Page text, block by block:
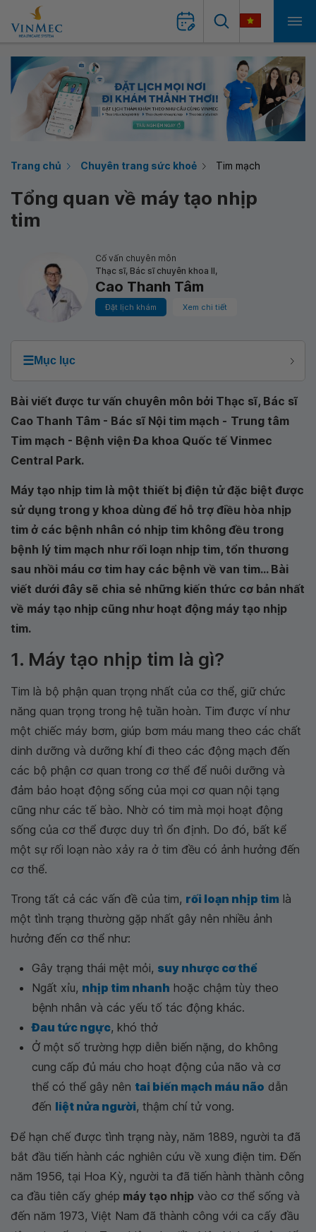
Trang chủ Chuyên trang sức khoẻ Tim mạch
Tổng quan về máy tạo nhịp
tim
Cố vấn chuyên môn
Thạc sĩ, Bác sĩ chuyên khoa II,
Cao Thanh Tâm
Đặt lịch khám Xem chi tiết
☰Mục lục
Bài viết được tư vấn chuyên môn bởi Thạc sĩ, Bác sĩ
Cao Thanh Tâm - Bác sĩ Nội tim mạch - Trung tâm
Tim mạch - Bệnh viện Đa khoa Quốc tế Vinmec
Central Park.
Máy tạo nhịp tim là một thiết bị điện tử đặc biệt được
sử dụng trong y khoa dùng để hỗ trợ điều hòa nhịp
tim ở các bệnh nhân có nhịp tim không đều trong
bệnh lý tim mạch như rối loạn nhịp tim, tổn thương
sau nhồi máu cơ tim hay các bệnh về van tim... Bài
viết dưới đây sẽ chia sẻ những kiến thức cơ bản nhất
về máy tạo nhịp cũng như hoạt động máy tạo nhịp
tim.
1. Máy tạo nhịp tim là gì?
Tim là bộ phận quan trọng nhất của cơ thể, giữ chức
năng quan trọng trong hệ tuần hoàn. Tim được ví như
một chiếc máy bơm, giúp bơm máu mang theo các chất
dinh dưỡng và dưỡng khí đi theo các động mạch đến
các bộ phận cơ quan trong cơ thể để nuôi dưỡng và
đảm bảo hoạt động sống của mọi cơ quan nội tạng
cũng như các tế bào. Nhờ có tim mà mọi hoạt động
sống của cơ thể được duy trì ổn định. Do đó, bất kể
một sự rối loạn nào xảy ra ở tim đều có ảnh hưởng đến
cơ thể.
Trong tất cả các vấn đề của tim, rối loạn nhịp tim là
một tình trạng thường gặp nhất gây nên nhiều ảnh
hưởng đến cơ thể như:
Gây trạng thái mệt mỏi, suy nhược cơ thể
Ngất xỉu, nhịp tim nhanh hoặc chậm tùy theo
bệnh nhân và các yếu tố tác động khác.
Đau tức ngực, khó thở
Ở một số trường hợp diễn biến nặng, do không
cung cấp đủ máu cho hoạt động của não và cơ
thể có thể gây nên tai biến mạch máu não dẫn
đến liệt nửa người, thậm chí tử vong.
Để hạn chế được tình trạng này, năm 1889, người ta đã
bắt đầu tiến hành các nghiên cứu về xung điện tim. Đến
năm 1956, tại Hoa Kỳ, người ta đã tiến hành thành công
ca đầu tiên cấy ghép máy tạo nhịp vào cơ thể sống và
đến năm 1973, Việt Nam đã thành công với ca cấy đầu